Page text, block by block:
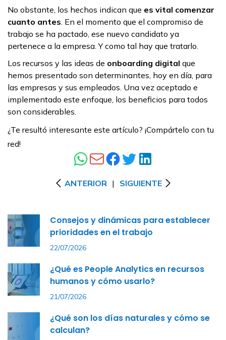
No obstante, los hechos indican que es vital comenzar
cuanto antes . En el momento que el compromiso de
trabajo se ha pactado, ese nuevo candidato ya
pertenece a la empresa. Y como tal hay que tratarlo.
Los recursos y las ideas de onboarding digital que
hemos presentado son determinantes, hoy en día, para
las empresas y sus empleados. Una vez aceptado e
implementado este enfoque, los beneficios para todos
son considerables.
¿Te resultó interesante este artículo? ¡Compártelo con tu
red!
ANTERIOR | SIGUIENTE
Consejos y dinámicas para establecer
prioridades en el trabajo
22/07/2026
¿Qué es People Analytics en recursos
humanos y cómo usarlo?
21/07/2026
¿Qué son los días naturales y cómo se
calculan?